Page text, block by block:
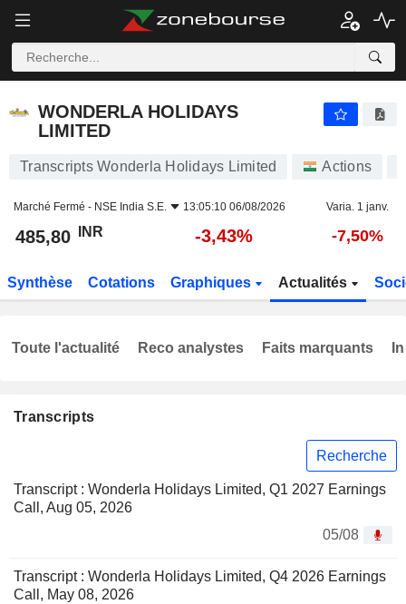
WONDERLA HOLIDAYS
LIMITED
Transcripts Wonderla Holidays Limited Actions
Marché Fermé - NSE India S.E. 13:05:10 06/08/2026 Varia. 1 janv.
485,80 INR -3,43% -7,50%
Synthèse Cotations Graphiques Actualités
Transcripts
Recherche
Transcript : Wonderla Holidays Limited, Q1 2027 Earnings
Call, Aug 05, 2026
05/08
Transcript : Wonderla Holidays Limited, Q4 2026 Earnings
Call, May 08, 2026
Toute l'actualité Reco analystes Faits marquants